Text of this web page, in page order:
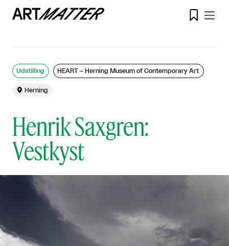

Henrik Saxgren:
Vestkyst
Udstilling HEART – Herning Museum of Contemporary Art
 Herning